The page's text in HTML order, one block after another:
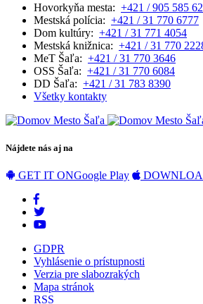
Hovorkyňa mesta: +421 / 905 585
Mestská polícia: +421 / 31 770 6777
Dom kultúry: +421 / 31 771 4054
Mestská knižnica: +421 / 31 770
MeT Šaľa: +421 / 31 770 3646
OSS Šaľa: +421 / 31 770 6084
DD Šaľa: +421 / 31 783 8390
Všetky kontakty
Nájdete nás aj na
GET IT ONGoogle Play
GDPR
Vyhlásenie o prístupnosti
Verzia pre slabozrakých
Mapa stránok
RSS